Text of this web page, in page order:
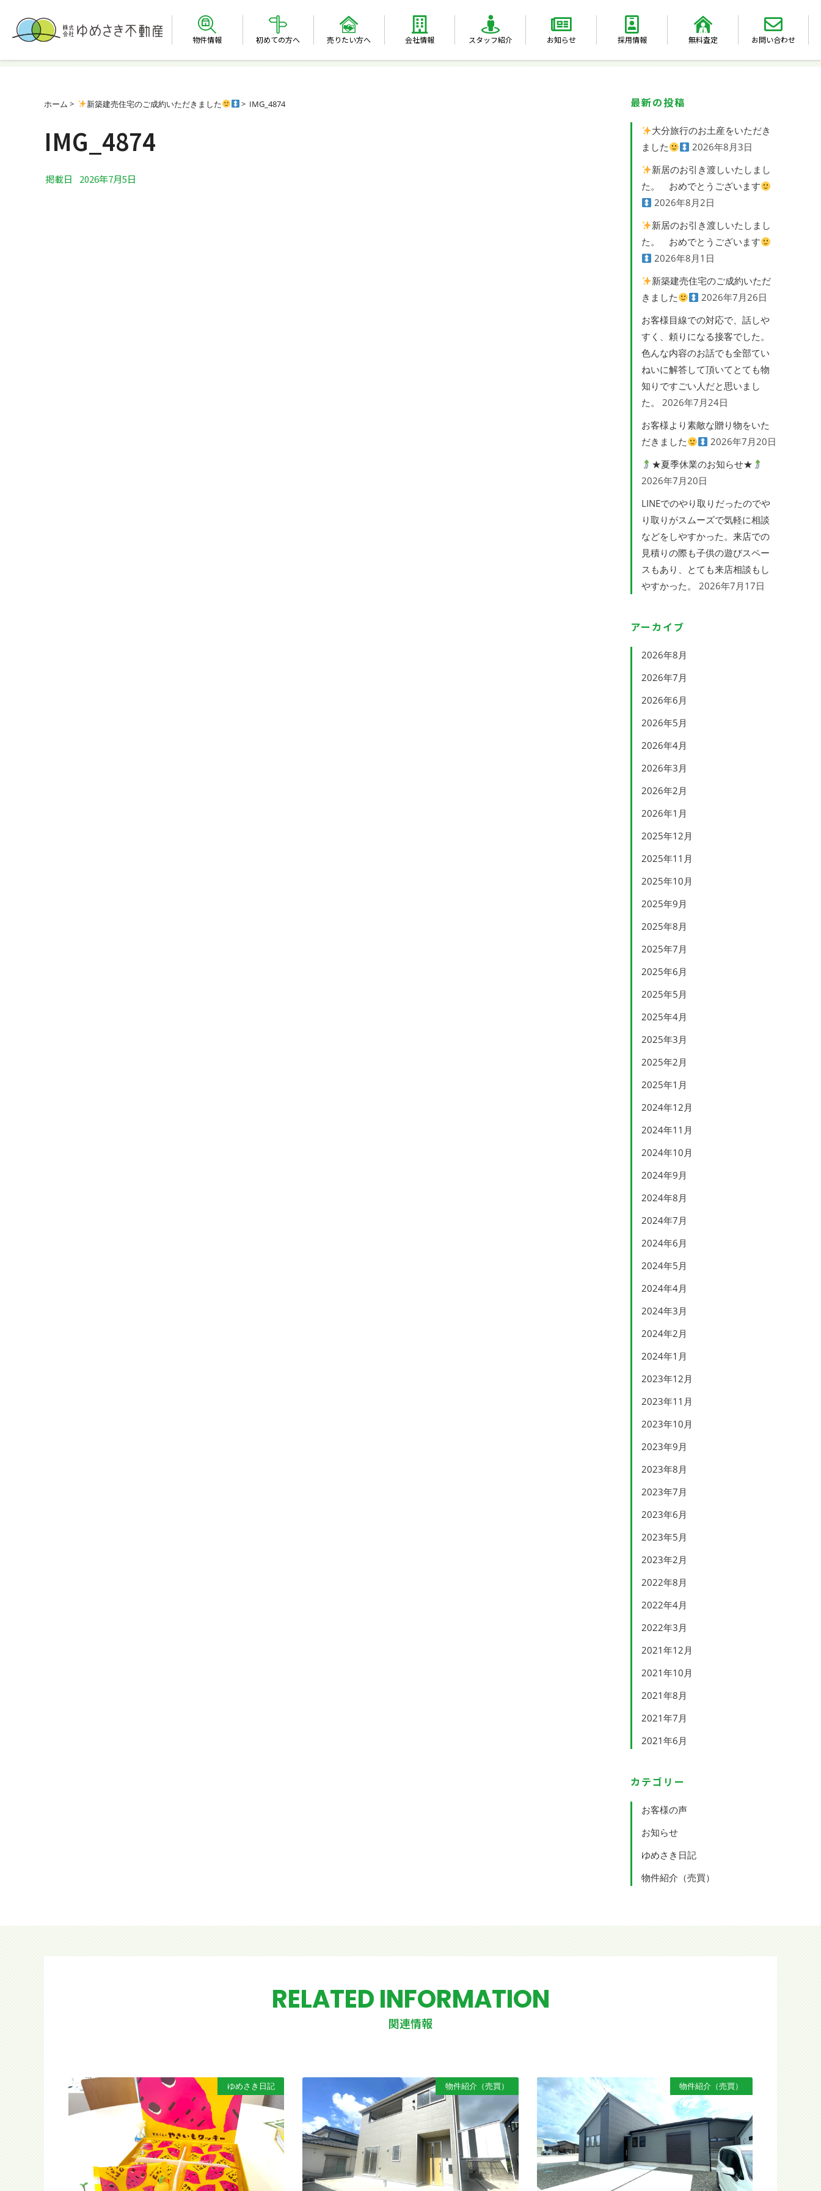
物件情報 初めての方へ 売りたい方へ 会社情報 スタッフ紹介 お知らせ 採用情報 無料査定 お問い合わせ
ホーム 新築建売住宅のご成約いただきました IMG_4874
IMG_4874
掲載日 2026年7月5日
最新の投稿
大分旅行のお土産をいただき
ました
2026年8月3日
新居のお引き渡しいたしまし
た。 おめでとうございます
2026年8月2日
新居のお引き渡しいたしまし
た。 おめでとうございます
2026年8月1日
新築建売住宅のご成約いただ
きました
2026年7月26日
お客様目線での対応で、話しや
すく、頼りになる接客でした。
色んな内容のお話でも全部てい
ねいに解答して頂いてとても物
知りですごい人だと思いまし
た。
2026年7月24日
お客様より素敵な贈り物をいた
だきました
2026年7月20日
★夏季休業のお知らせ★
2026年7月20日
LINEでのやり取りだったのでや
り取りがスムーズで気軽に相談
などをしやすかった。来店での
見積りの際も子供の遊びスペー
スもあり、とても来店相談もし
やすかった。
2026年7月17日
アーカイブ
2026年8月
2026年7月
2026年6月
2026年5月
2026年4月
2026年3月
2026年2月
2026年1月
2025年12月
2025年11月
2025年10月
2025年9月
2025年8月
2025年7月
2025年6月
2025年5月
2025年4月
2025年3月
2025年2月
2025年1月
2024年12月
2024年11月
2024年10月
2024年9月
2024年8月
2024年7月
2024年6月
2024年5月
2024年4月
2024年3月
2024年2月
2024年1月
2023年12月
2023年11月
2023年10月
2023年9月
2023年8月
2023年7月
2023年6月
2023年5月
2023年2月
2022年8月
2022年4月
2022年3月
2021年12月
2021年10月
2021年8月
2021年7月
2021年6月
カテゴリー
お客様の声
お知らせ
ゆめさき日記
物件紹介（売買）
RELATED INFORMATION
関連情報
ゆめさき日記 物件紹介（売買） 物件紹介（売買）